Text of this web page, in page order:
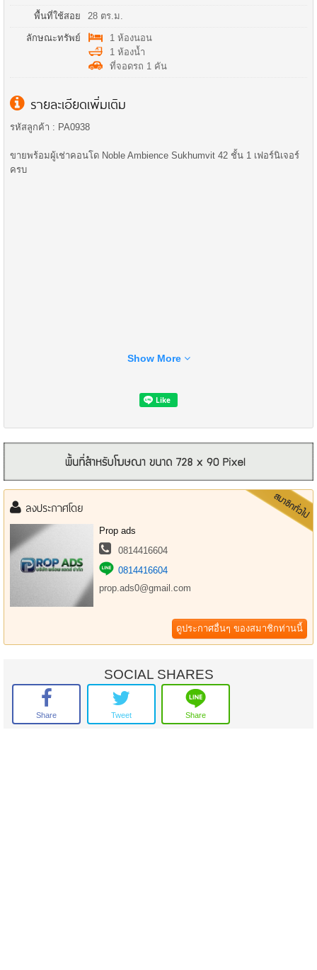
พื้นที่ใช้สอย 28 ตร.ม.
ลักษณะทรัพย์
1 ห้องนอน
1 ห้องน้ำ
ที่จอดรถ 1 คัน
รายละเอียดเพิ่มเติม
รหัสลูกค้า : PA0938
ขายพร้อมผู้เช่าคอนโด Noble Ambience Sukhumvit 42 ชั้น 1 เฟอร์นิเจอร์
ครบ
แผนที่ : https://maps.app.goo.gl/j5rnmrXRDwWb2f9V7
ขนาดพื้นที่ : 28.63 ตร.ม.
รายละเอียด :
- ชั้น 1
- 1 ห้องนอน
- เฟอร์นิเจอร์ครบ พร้อมเข้าอยู่
- ทำเลดี ใกล้ BTS เอกมัย (เดินเพียง 5 นาที)
- เดินทางสะดวก
- ทีวี
- เครื่องซักผ้าพร้อมอบแห้ง
Show More
ลงประกาศโดย
Prop ads
0814416604
0814416604
prop.ads0@gmail.com
ดูประกาศอื่นๆ ของสมาชิกท่านนี้
SOCIAL SHARES
Share Tweet Share